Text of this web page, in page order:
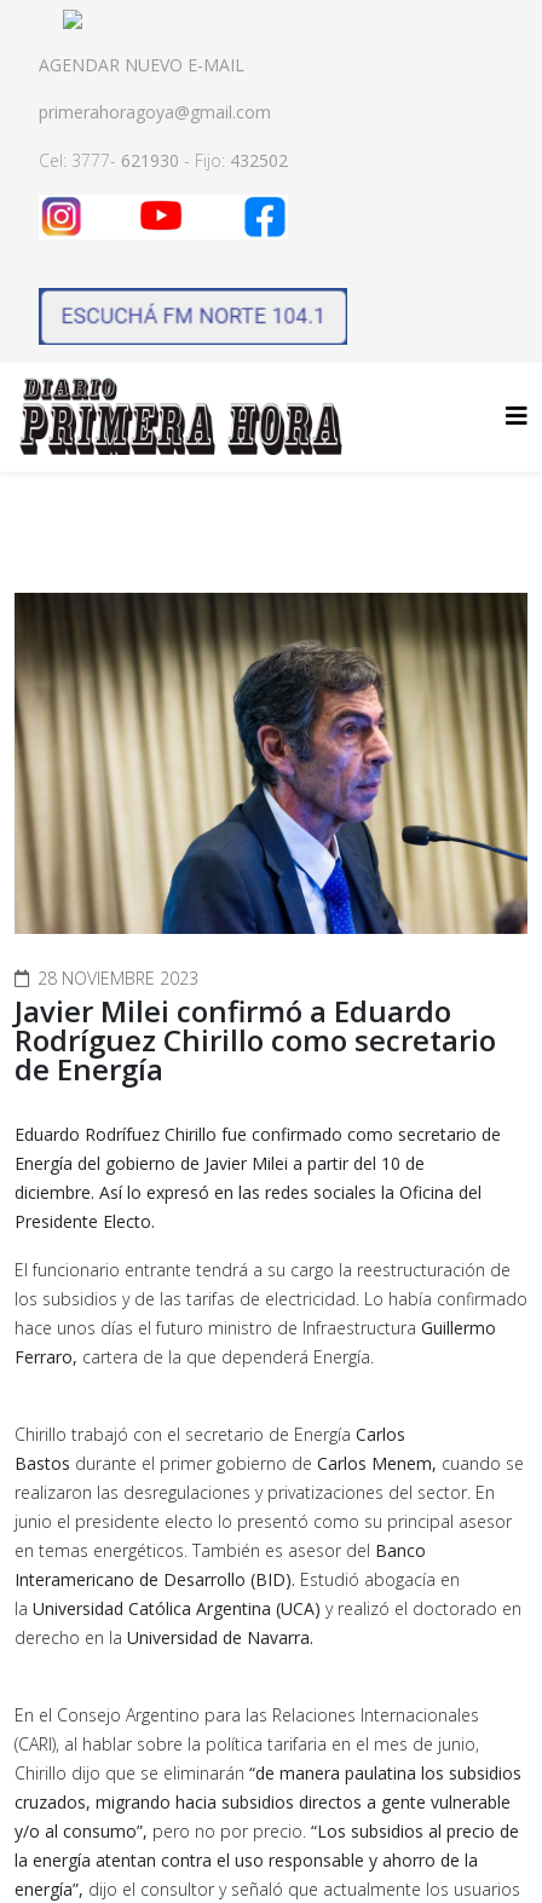
AGENDAR NUEVO E-MAIL
primerahoragoya@gmail.com
Cel: 3777- 621930 - Fijo: 432502
28 NOVIEMBRE 2023
Javier Milei confirmó a Eduardo
Rodríguez Chirillo como secretario
de Energía
Eduardo Rodrífuez Chirillo fue confirmado como secretario de
Energía del gobierno de Javier Milei a partir del 10 de
diciembre. Así lo expresó en las redes sociales la Oficina del
Presidente Electo.
El funcionario entrante tendrá a su cargo la reestructuración de
los subsidios y de las tarifas de electricidad. Lo había confirmado
hace unos días el futuro ministro de Infraestructura Guillermo
Ferraro, cartera de la que dependerá Energía.
Chirillo trabajó con el secretario de Energía Carlos
Bastos durante el primer gobierno de Carlos Menem, cuando se
realizaron las desregulaciones y privatizaciones del sector. En
junio el presidente electo lo presentó como su principal asesor
en temas energéticos. También es asesor del Banco
Interamericano de Desarrollo (BID). Estudió abogacía en
la Universidad Católica Argentina (UCA) y realizó el doctorado en
derecho en la Universidad de Navarra.
En el Consejo Argentino para las Relaciones Internacionales
(CARI), al hablar sobre la política tarifaria en el mes de junio,
Chirillo dijo que se eliminarán “de manera paulatina los subsidios
cruzados, migrando hacia subsidios directos a gente vulnerable
y/o al consumo”, pero no por precio. “Los subsidios al precio de
la energía atentan contra el uso responsable y ahorro de la
energía”, dijo el consultor y señaló que actualmente los usuarios